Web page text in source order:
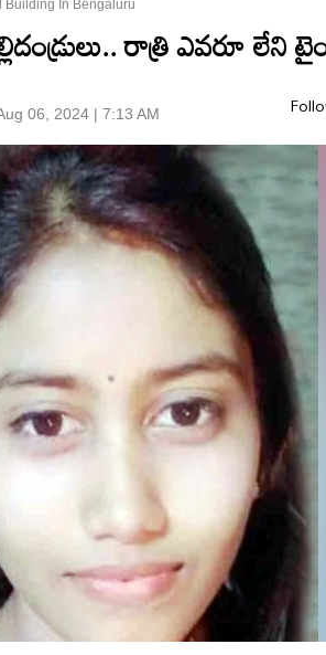
Building In Bengaluru
రాత్రి ఎవరూ లేని
06, 2024 | 7:13 AM